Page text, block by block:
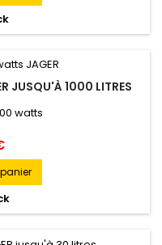
JUSQU'À 1000 LITRES
watts